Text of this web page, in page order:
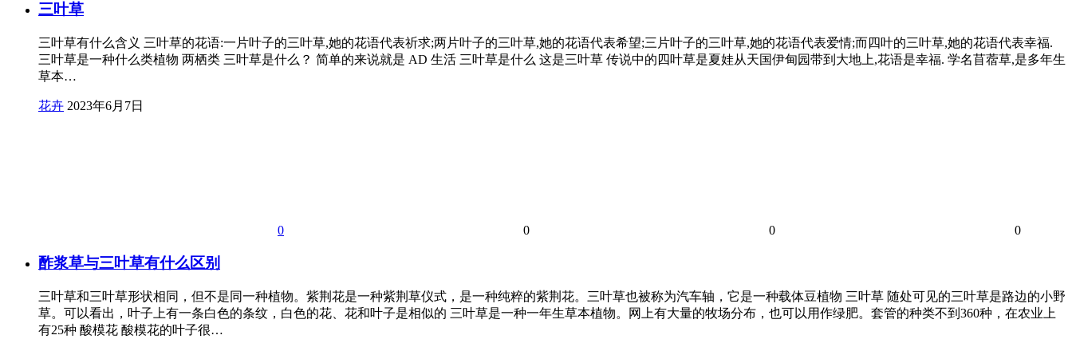
三叶草
三叶草有什么含义 三叶草的花语:一片叶子的三叶草,她的花语代表祈求;两片叶子的三叶草,她的花语代表希望;三片叶子的三叶草,她的花语代表爱情;而四叶的三叶草,她的花语代表幸福.
三叶草是一种什么类植物 两栖类 三叶草是什么？ 简单的来说就是 AD 生活 三叶草是什么 这是三叶草 传说中的四叶草是夏娃从天国伊甸园带到大地上,花语是幸福. 学名苜蓿草,是多年生
草本…
花卉 2023年6月7日
0 0 0 0
酢浆草与三叶草有什么区别
三叶草和三叶草形状相同，但不是同一种植物。紫荆花是一种紫荆草仪式，是一种纯粹的紫荆花。三叶草也被称为汽车轴，它是一种载体豆植物 三叶草 随处可见的三叶草是路边的小野
草。可以看出，叶子上有一条白色的条纹，白色的花、花和叶子是相似的 三叶草是一种一年生草本植物。网上有大量的牧场分布，也可以用作绿肥。套管的种类不到360种，在农业上
有25种 酸模花 酸模花的叶子很…